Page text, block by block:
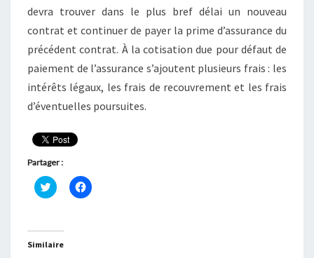
devra trouver dans le plus bref délai un nouveau
contrat et continuer de payer la prime d’assurance du
précédent contrat. À la cotisation due pour défaut de
paiement de l’assurance s’ajoutent plusieurs frais : les
intérêts légaux, les frais de recouvrement et les frais
d’éventuelles poursuites.
Partager :
C
l
e
z
p
C
l
Similaire